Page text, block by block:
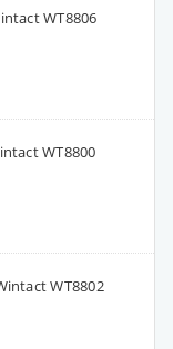
WT8806
WT8800
WT8802